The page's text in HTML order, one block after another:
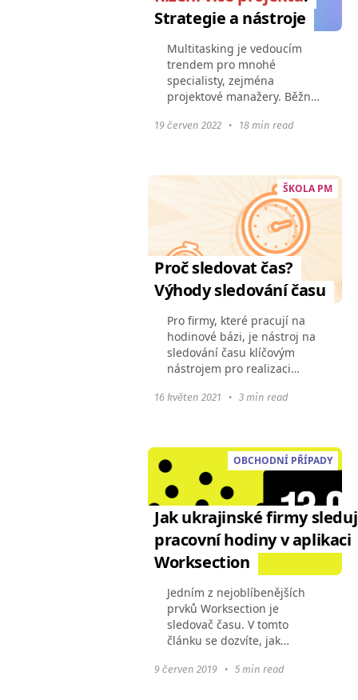
Strategie a nástroje
Multitasking je vedoucím
trendem pro mnohé
specialisty, zejména
projektové manažery. Běžné
projektů. Aby bylo možné
se...
19 červen 2022 • 18 min read
ŠKOLA PM
Proč sledovat čas?
Výhody sledování času
Pro firmy, které pracují na
hodinové bázi, je nástroj na
sledování času klíčovým
nástrojem pro realizaci
náš klient, agentura pro
zvýšila...
16 květen 2021 • 3 min read
OBCHODNÍ PŘÍPADY
Jak ukrajinské firmy
pracovní hodiny v aplikaci
Worksection
Jedním z nejoblíbenějších
prvků Worksection je
sledovač času. V tomto
článku se dozvíte, jak
software pro sledování času,
9 červen 2019 • 5 min read